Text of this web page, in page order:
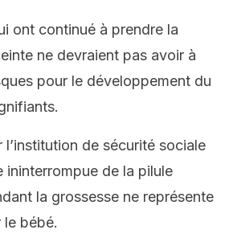
ont continué à prendre la
ne devraient pas avoir à
pour le développement du
l’institution de sécurité sociale
ininterrompue de la pilule
la grossesse ne représente
le bébé.